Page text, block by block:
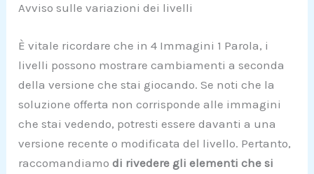
Avviso sulle variazioni dei livelli
È vitale ricordare che in 4 Immagini 1 Parola, i
livelli possono mostrare cambiamenti a seconda
della versione che stai giocando. Se noti che la
soluzione offerta non corrisponde alle immagini
che stai vedendo, potresti essere davanti a una
versione recente o modificata del livello. Pertanto,
raccomandiamodi rivedere gli elementi che si